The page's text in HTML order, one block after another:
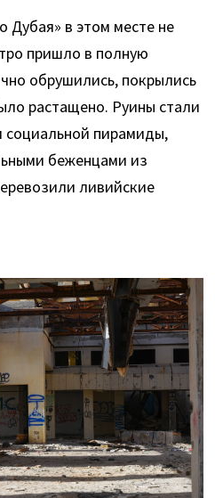
Дубая» в этом месте не
пришло в полную
обрушились, покрылись
растащено. Руины стали
социальной пирамиды,
беженцами из
ливийские